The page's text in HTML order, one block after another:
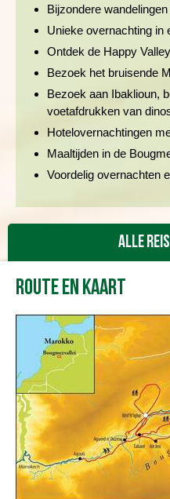
Bijzondere
Unieke overnachting in
Ontdek de Happy
Bezoek het bruisende
Bezoek aan Ibaklioun,
voetafdrukken van
Hotelovernachtingen
Maaltijden in de
Voordelig overnachten
Alle
Route en kaart